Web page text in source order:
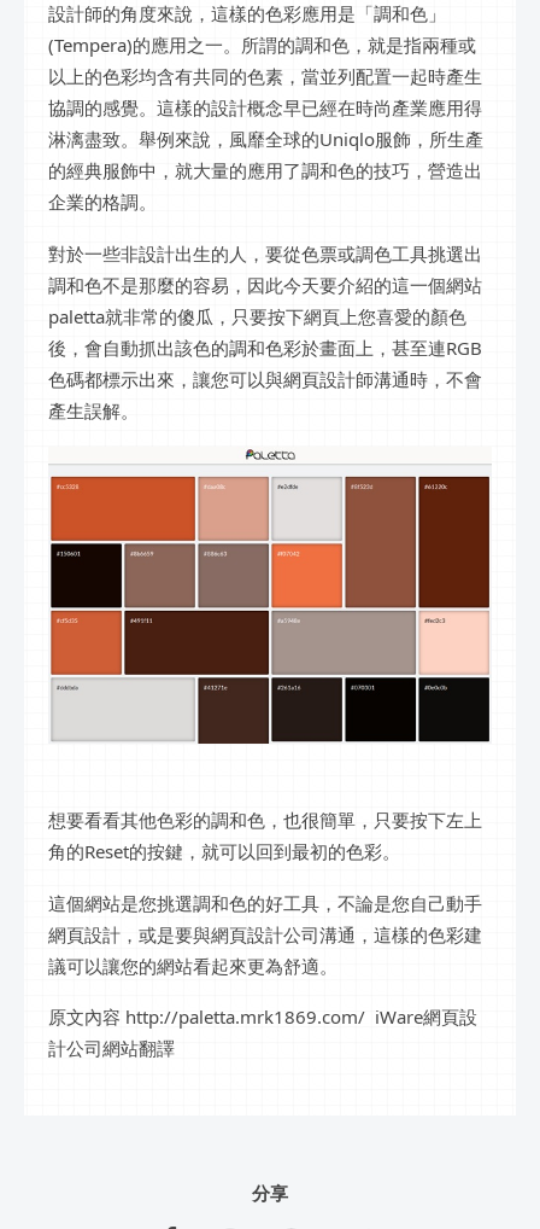
設計師的角度來說，這樣的色彩應用是「調和色」
(Tempera)的應用之一。所謂的調和色，就是指兩種或
以上的色彩均含有共同的色素，當並列配置一起時產生
協調的感覺。這樣的設計概念早已經在時尚產業應用得
淋漓盡致。舉例來說，風靡全球的Uniqlo服飾，所生產
的經典服飾中，就大量的應用了調和色的技巧，營造出
企業的格調。
對於一些非設計出生的人，要從色票或調色工具挑選出
調和色不是那麼的容易，因此今天要介紹的這一個網站
paletta就非常的傻瓜，只要按下網頁上您喜愛的顏色
後，會自動抓出該色的調和色彩於畫面上，甚至連RGB
色碼都標示出來，讓您可以與網頁設計師溝通時，不會
產生誤解。
想要看看其他色彩的調和色，也很簡單，只要按下左上
角的Reset的按鍵，就可以回到最初的色彩。
這個網站是您挑選調和色的好工具，不論是您自己動手
網頁設計，或是要與網頁設計公司溝通，這樣的色彩建
議可以讓您的網站看起來更為舒適。
原文內容 http://paletta.mrk1869.com/ iWare網頁設
計公司網站翻譯
分享